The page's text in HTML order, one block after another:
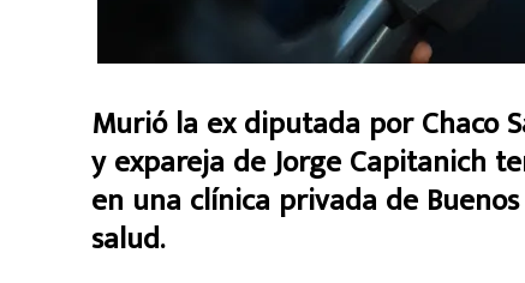
Murió la ex diputada por Chaco
y expareja de Jorge Capitanich
en una clínica privada de
salud.